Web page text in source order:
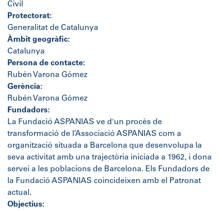
Civil
Protectorat:
Generalitat de Catalunya
Àmbit geogràfic:
Catalunya
Persona de contacte:
Rubén Varona Gómez
Gerència:
Rubén Varona Gómez
Fundadors:
La Fundació ASPANIAS ve d'un procès de
transformació de l’Associació ASPANIAS com a
organització situada a Barcelona que desenvolupa la
seva activitat amb una trajectòria iniciada a 1962, i dona
servei a les poblacions de Barcelona. Els Fundadors de
la Fundació ASPANIAS coincideixen amb el Patronat
actual.
Objectius: